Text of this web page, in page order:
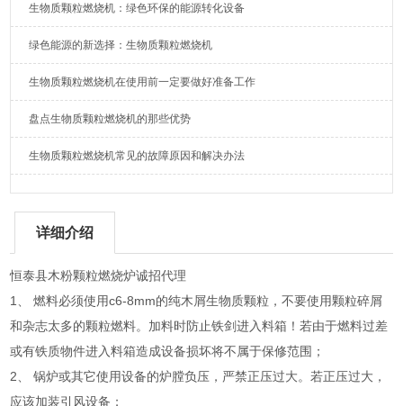
生物质颗粒燃烧机：绿色环保的能源转化设备
绿色能源的新选择：生物质颗粒燃烧机
生物质颗粒燃烧机在使用前一定要做好准备工作
盘点生物质颗粒燃烧机的那些优势
生物质颗粒燃烧机常见的故障原因和解决办法
详细介绍
恒泰县木粉颗粒燃烧炉诚招代理
1、 燃料必须使用c6-8mm的纯木屑生物质颗粒，不要使用颗粒碎屑
和杂志太多的颗粒燃料。加料时防止铁剑进入料箱！若由于燃料过差
或有铁质物件进入料箱造成设备损坏将不属于保修范围；
2、 锅炉或其它使用设备的炉膛负压，严禁正压过大。若正压过大，
应该加装引风设备；